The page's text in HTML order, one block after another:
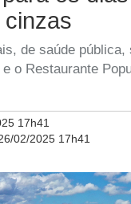
de saúde pública,
o Restaurante
17h41
02/2025 17h41